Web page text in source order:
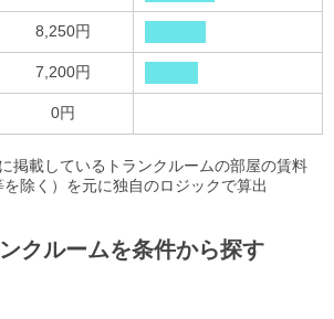
8,250円
7,200円
0円
掲載しているトランクルームの部屋の賃料
を除く）を元に独自のロジックで算出
クルームを条件から探す